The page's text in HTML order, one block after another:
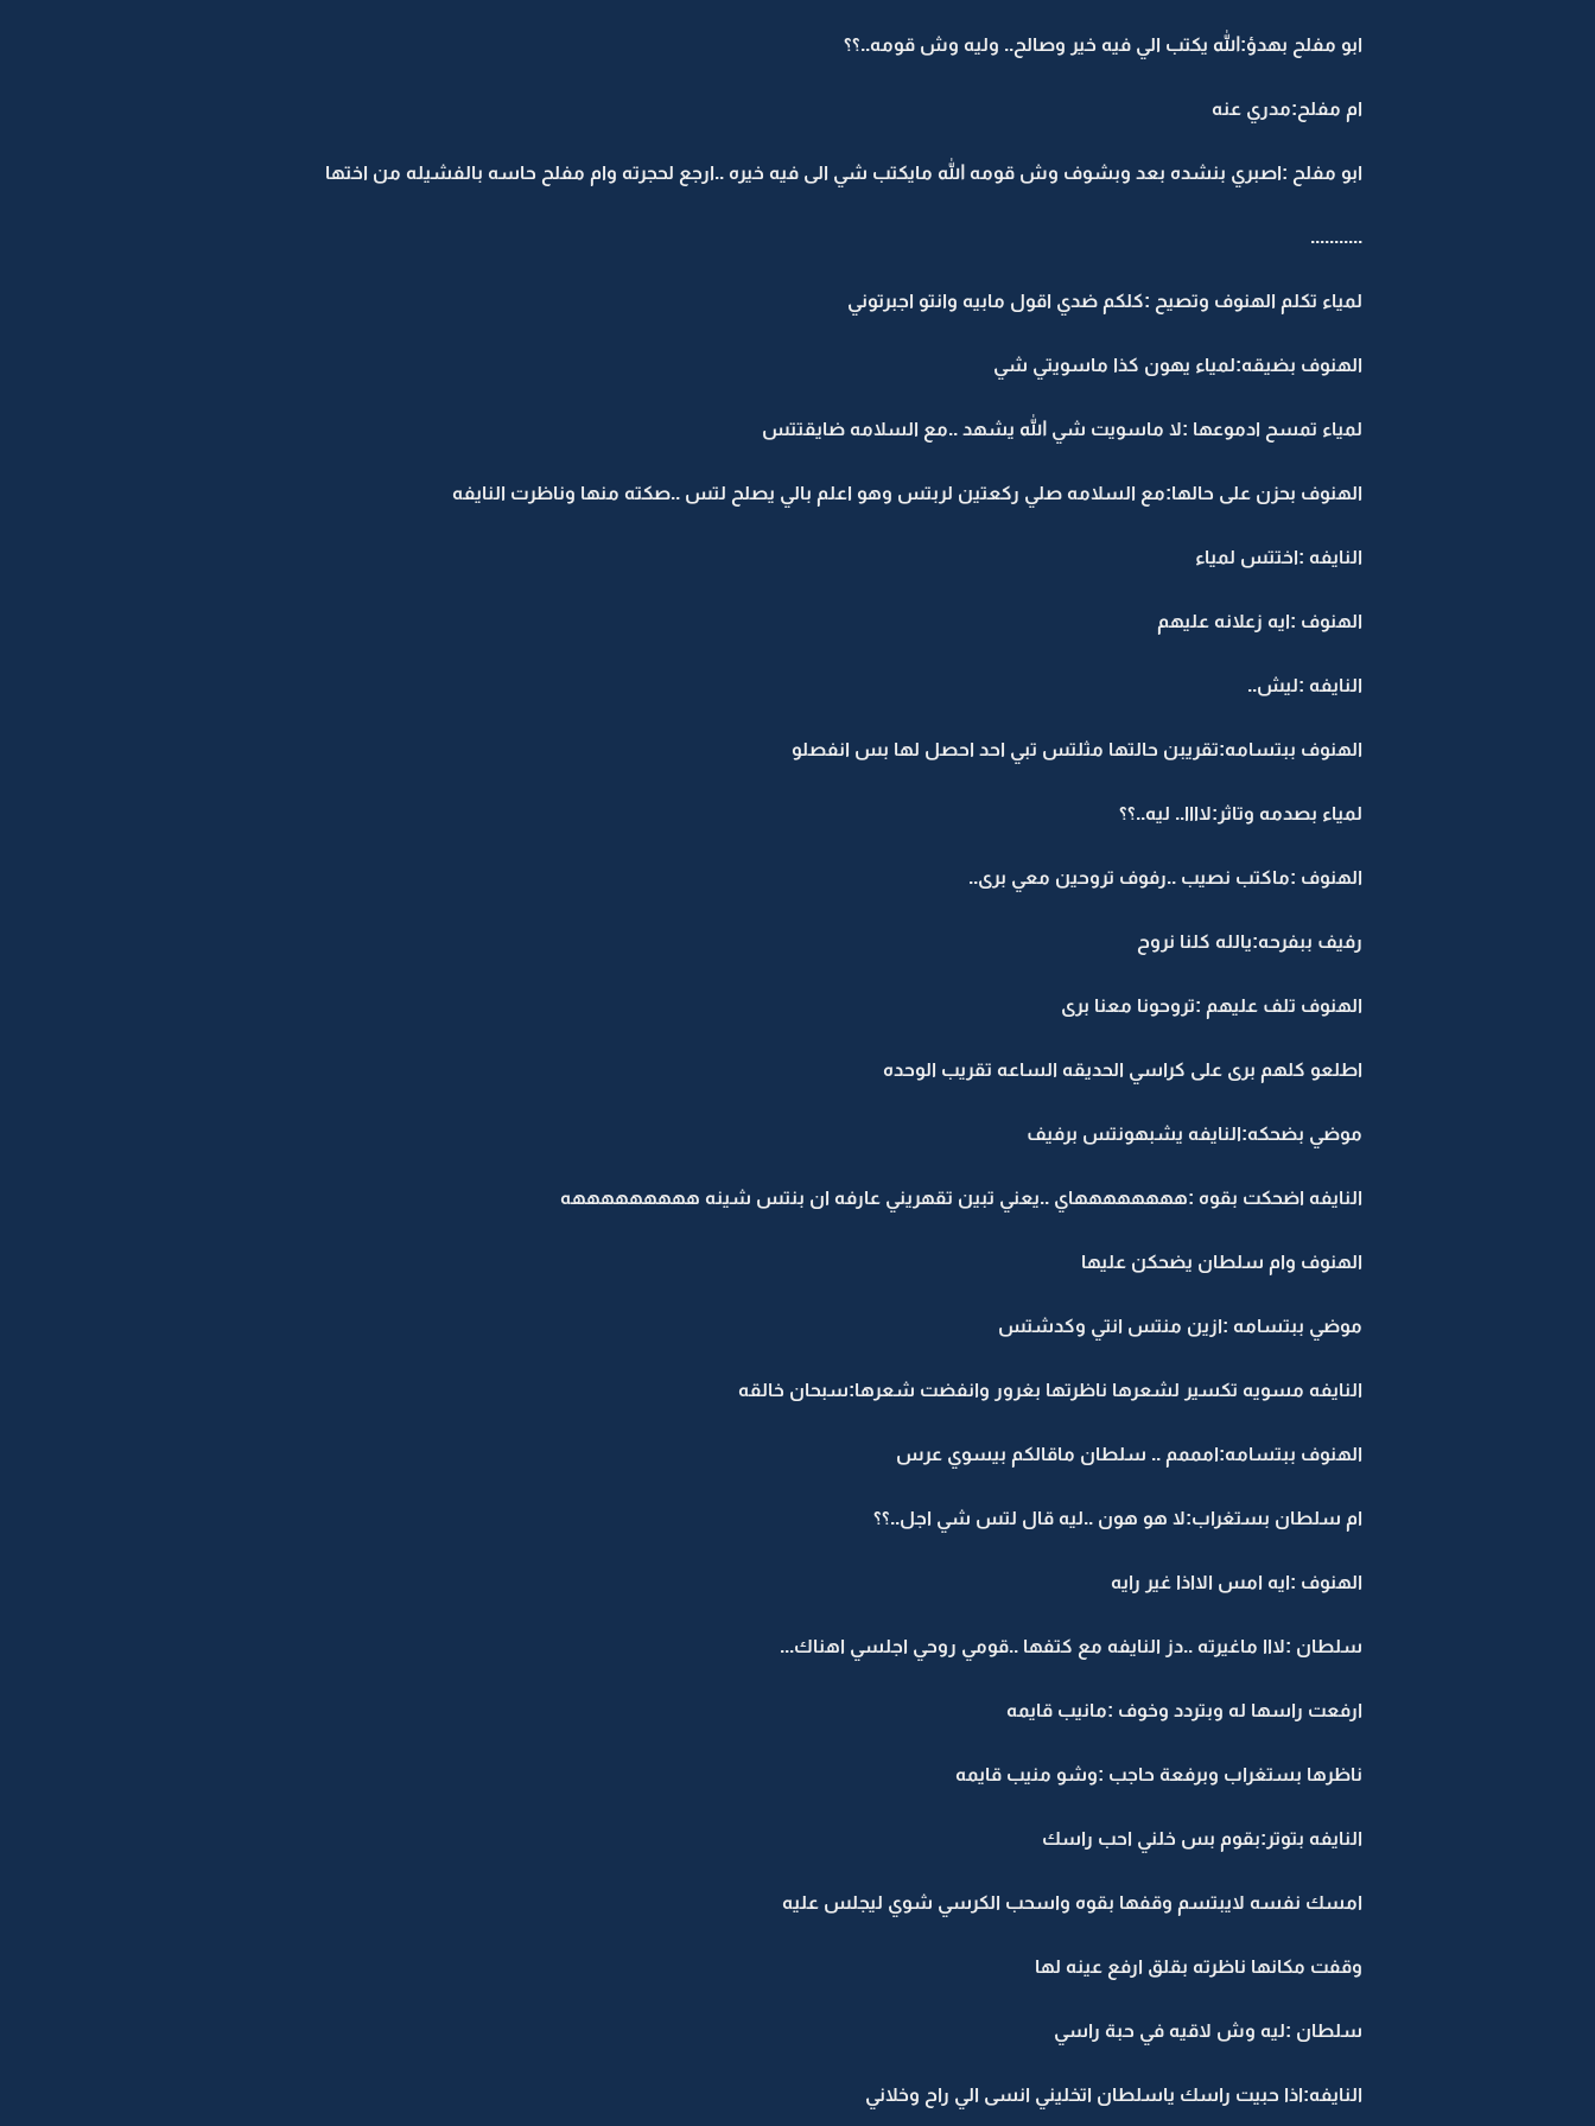
ابو مفلح بهدؤ:الله يكتب الي فيه خير وصالح.. وليه وش قومه..؟؟
ام مفلح:مدري عنه
ابو مفلح :اصبري بنشده بعد وبشوف وش قومه الله مايكتب شي الى فيه خيره ..ارجع لحجرته وام مفلح حاسه بالفشيله من اختها
...........
لمياء تكلم الهنوف وتصيح :كلكم ضدي اقول مابيه وانتو اجبرتوني
الهنوف بضيقه:لمياء يهون كذا ماسويتي شي
لمياء تمسح ادموعها :لا ماسويت شي الله يشهد ..مع السلامه ضايقتتس
الهنوف بحزن على حالها:مع السلامه صلي ركعتين لربتس وهو اعلم بالي يصلح لتس ..صكته منها وناظرت النايفه
النايفه :اختتس لمياء
الهنوف :ايه زعلانه عليهم
النايفه :ليش..
الهنوف ببتسامه:تقريبن حالتها مثلتس تبي احد احصل لها بس انفصلو
لمياء بصدمه وتاثر:لاااا.. ليه..؟؟
الهنوف :ماكتب نصيب ..رفوف تروحين معي برى..
رفيف ببفرحه:يالله كلنا نروح
الهنوف تلف عليهم :تروحونا معنا برى
اطلعو كلهم برى على كراسي الحديقه الساعه تقريب الوحده
موضي بضحكه:النايفه يشبهونتس برفيف
النايفه اضحكت بقوه :ههههههههاي ..يعني تبين تقهريني عارفه ان بنتس شينه هههههههههه
الهنوف وام سلطان يضحكن عليها
موضي ببتسامه :ازين منتس انتي وكدشتس
النايفه مسويه تكسير لشعرها ناظرتها بغرور وانفضت شعرها:سبحان خالقه
الهنوف ببتسامه:امممم .. سلطان ماقالكم بيسوي عرس
ام سلطان بستغراب:لا هو هون ..ليه قال لتس شي اجل..؟؟
الهنوف :ايه امس الااذا غير رايه
سلطان :لااا ماغيرته ..دز النايفه مع كتفها ..قومي روحي اجلسي اهناك...
ارفعت راسها له وبتردد وخوف :مانيب قايمه
ناظرها بستغراب وبرفعة حاجب :وشو منيب قايمه
النايفه بتوتر:بقوم بس خلني احب راسك
امسك نفسه لايبتسم وقفها بقوه واسحب الكرسي شوي ليجلس عليه
وقفت مكانها ناظرته بقلق ارفع عينه لها
سلطان :ليه وش لاقيه في حبة راسي
النايفه:اذا حبيت راسك ياسلطان اتخليني انسى الي راح وخلاني